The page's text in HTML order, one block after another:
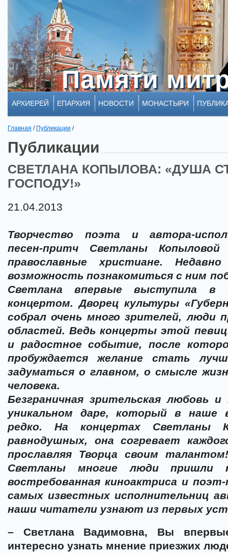
Памяти
Памяти
АРХИЕРЕЙ ЕПАРХИЯ НОВОСТИ МОНАСТЫРИ
Главная / Публикации /
Публикации
СВЕТЛАНА КОПЫЛОВА: «ДУША
ГОСПОДУ!»
21.04.2013
Творчество поэта и автора-
песен-притч Светланы
православные христиане.
возможность познакомиться с ним
Светлана впервые выступила в
концертом. Дворец культуры
собрал очень много зрителей, люди
областей. Ведь концерты этой
и радостное событие, после
пробуждается желание стать
задуматься о главном, о смысле
человека.
Безграничная зрительская любовь
уникальном даре, который в наше
редко. На концертах Светланы
равнодушных, она согревает
прославляя Творца своим
Светланы многие люди
востребованная киноактриса и
самых известных исполнительниц
наши читатели узнают из первых
– Светлана Вадимовна, Вы
интересно узнать мнение приезжих